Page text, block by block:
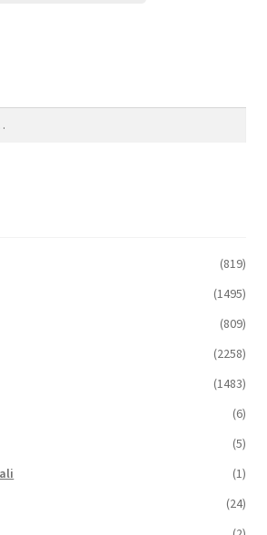
(819)
(1495)
(809)
(2258)
(1483)
(6)
(5)
(1)
(24)